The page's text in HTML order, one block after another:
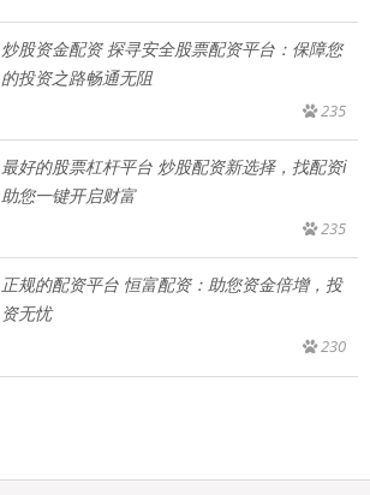
炒股资金配资 探寻安全股票配资平台：保障您
的投资之路畅通无阻
235
最好的股票杠杆平台 炒股配资新选择，找配资i
助您一键开启财富
235
正规的配资平台 恒富配资：助您资金倍增，投
资无忧
230